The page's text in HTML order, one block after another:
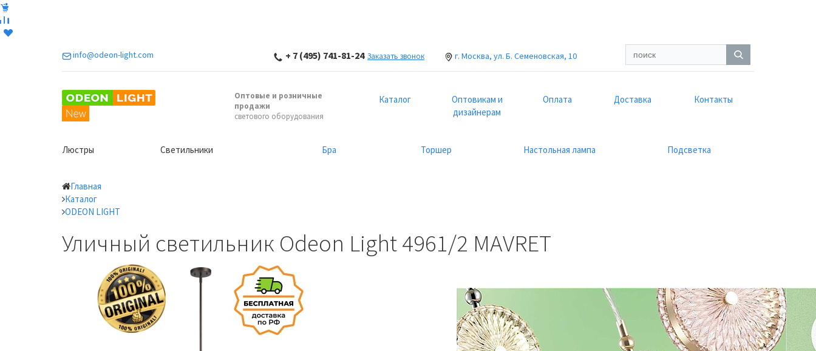
info@odeon-light.com + 7 (495) 741-81-24 Заказать звонок г. Москва, ул. Б. Семеновская, 10
Оптовые и розничные
продажи
светового оборудования
Каталог
Оптовикам и
дизайнерам
Оплата Доставка Контакты
Люстры Светильники Бра Торшер Настольная лампа Подсветка
Главная
Каталог
ODEON LIGHT
Уличный светильник Odeon Light 4961/2 MAVRET